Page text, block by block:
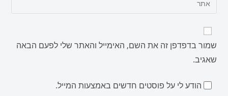
שמור בדפדפן זה את השם, האימייל והאתר שלי לפעם הבאה
שאגיב.
הודע לי על פוסטים חדשים באמצעות המייל.